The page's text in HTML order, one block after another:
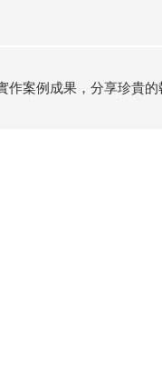
案例成果，分享珍貴的